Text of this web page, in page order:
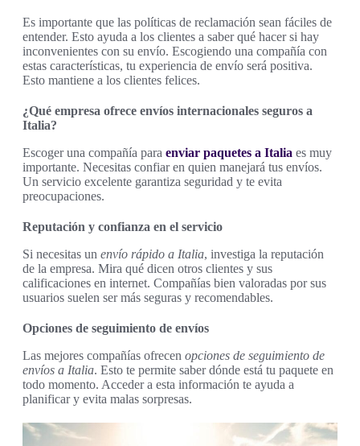
Es importante que las políticas de reclamación sean fáciles de
entender. Esto ayuda a los clientes a saber qué hacer si hay
inconvenientes con su envío. Escogiendo una compañía con
estas características, tu experiencia de envío será positiva.
Esto mantiene a los clientes felices.
¿Qué empresa ofrece envíos internacionales seguros a
Italia?
Escoger una compañía para enviar paquetes a Italia es muy
importante. Necesitas confiar en quien manejará tus envíos.
Un servicio excelente garantiza seguridad y te evita
preocupaciones.
Reputación y confianza en el servicio
Si necesitas un envío rápido a Italia, investiga la reputación
de la empresa. Mira qué dicen otros clientes y sus
calificaciones en internet. Compañías bien valoradas por sus
usuarios suelen ser más seguras y recomendables.
Opciones de seguimiento de envíos
Las mejores compañías ofrecen opciones de seguimiento de
envíos a Italia. Esto te permite saber dónde está tu paquete en
todo momento. Acceder a esta información te ayuda a
planificar y evita malas sorpresas.